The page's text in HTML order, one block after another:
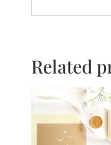
Related